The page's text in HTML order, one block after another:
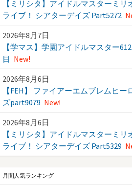
【ミリシタ】アイドルマスターミリ
ライブ！ シアターデイズ Part5272
2026年8月7日
【学マス】学園アイドルマスター
目 New!
2026年8月6日
【FEH】 ファイアーエムブレムヒー
ズpart9079 New!
2026年8月6日
【ミリシタ】アイドルマスターミリ
ライブ！ シアターデイズ Part5329
月間人気ランキング